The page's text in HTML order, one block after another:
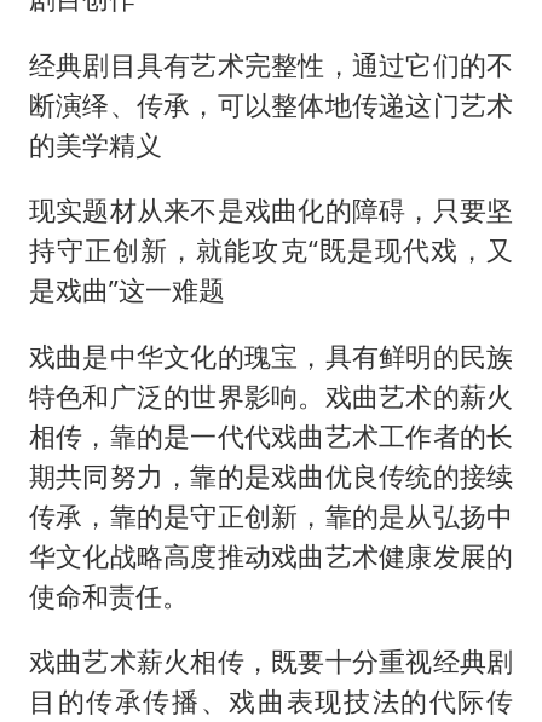
经典剧目具有艺术完整性，通过它们的不
断演绎、传承，可以整体地传递这门艺术
的美学精义
现实题材从来不是戏曲化的障碍，只要坚
持守正创新，就能攻克“既是现代戏，又
是戏曲”这一难题
戏曲是中华文化的瑰宝，具有鲜明的民族
特色和广泛的世界影响。戏曲艺术的薪火
相传，靠的是一代代戏曲艺术工作者的长
期共同努力，靠的是戏曲优良传统的接续
传承，靠的是守正创新，靠的是从弘扬中
华文化战略高度推动戏曲艺术健康发展的
使命和责任。
戏曲艺术薪火相传，既要十分重视经典剧
目的传承传播、戏曲表现技法的代际传